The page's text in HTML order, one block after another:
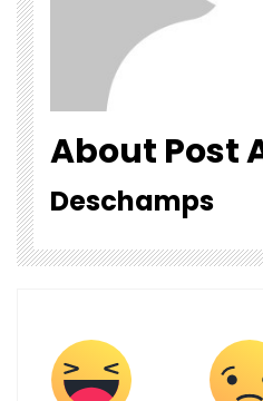
About Post
Deschamps